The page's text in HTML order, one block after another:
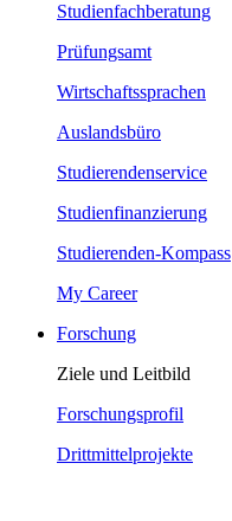
Studienfachberatung
Prüfungsamt
Wirtschaftssprachen
Auslandsbüro
Studierendenservice
Studienfinanzierung
Studierenden-Kompass
My Career
Forschung
Ziele und Leitbild
Forschungsprofil
Drittmittelprojekte